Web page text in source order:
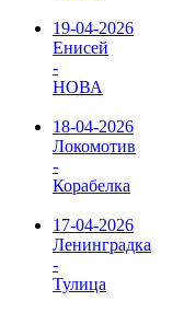
19-04-2026
Енисей
-
НОВА
18-04-2026
Локомотив
-
Корабелка
17-04-2026
Ленинградка
-
Тулица